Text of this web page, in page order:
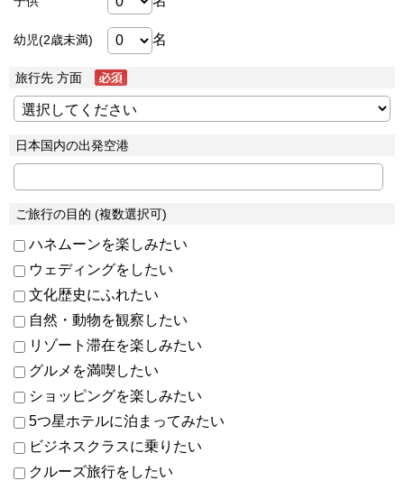
幼児(2歳未満) 名
旅行先 方面
日本国内の出発空港
ご旅行の目的 (複数選択可)
ハネムーンを楽しみたい
ウェディングをしたい
文化歴史にふれたい
自然・動物を観察したい
リゾート滞在を楽しみたい
グルメを満喫したい
ショッピングを楽しみたい
5つ星ホテルに泊まってみたい
ビジネスクラスに乗りたい
クルーズ旅行をしたい